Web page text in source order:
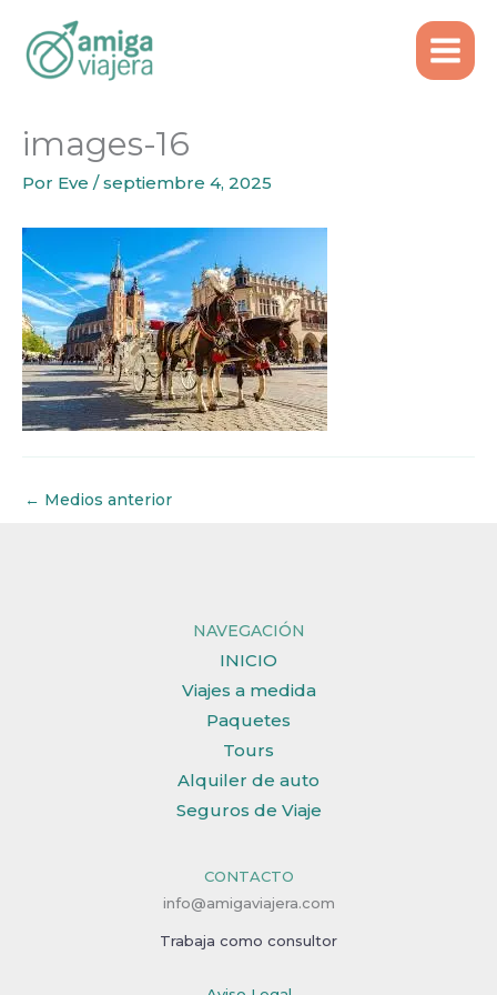
contenido
images-16
Por Eve /septiembre 4, 2025
← Medios anterior
NAVEGACIÓN
INICIO
Viajes a medida
Paquetes
Tours
Alquiler de auto
Seguros de Viaje
CONTACTO
info@amigaviajera.com
Trabaja como consultor